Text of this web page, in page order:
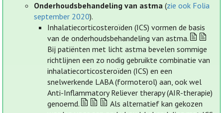
Onderhoudsbehandeling van astma (zie ook Folia
september 2020).
Inhalatiecorticosteroïden (ICS) vormen de basis
van de onderhoudsbehandeling van astma.
Bij patiënten met licht astma bevelen sommige
richtlijnen een zo nodig gebruikte combinatie van
inhalatiecorticosteroïden (ICS) en een
snelwerkende LABA (formoterol) aan, ook wel
Anti-Inflammatory Reliever therapy (AIR-therapie)
genoemd.
Als alternatief kan gekozen